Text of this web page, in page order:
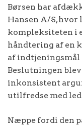
Børsen har
Hansen A/S,
kompleksiteten i
håndtering af en
af
Beslutningen
inkonsistent
utilfredse med
Næppe fordi den